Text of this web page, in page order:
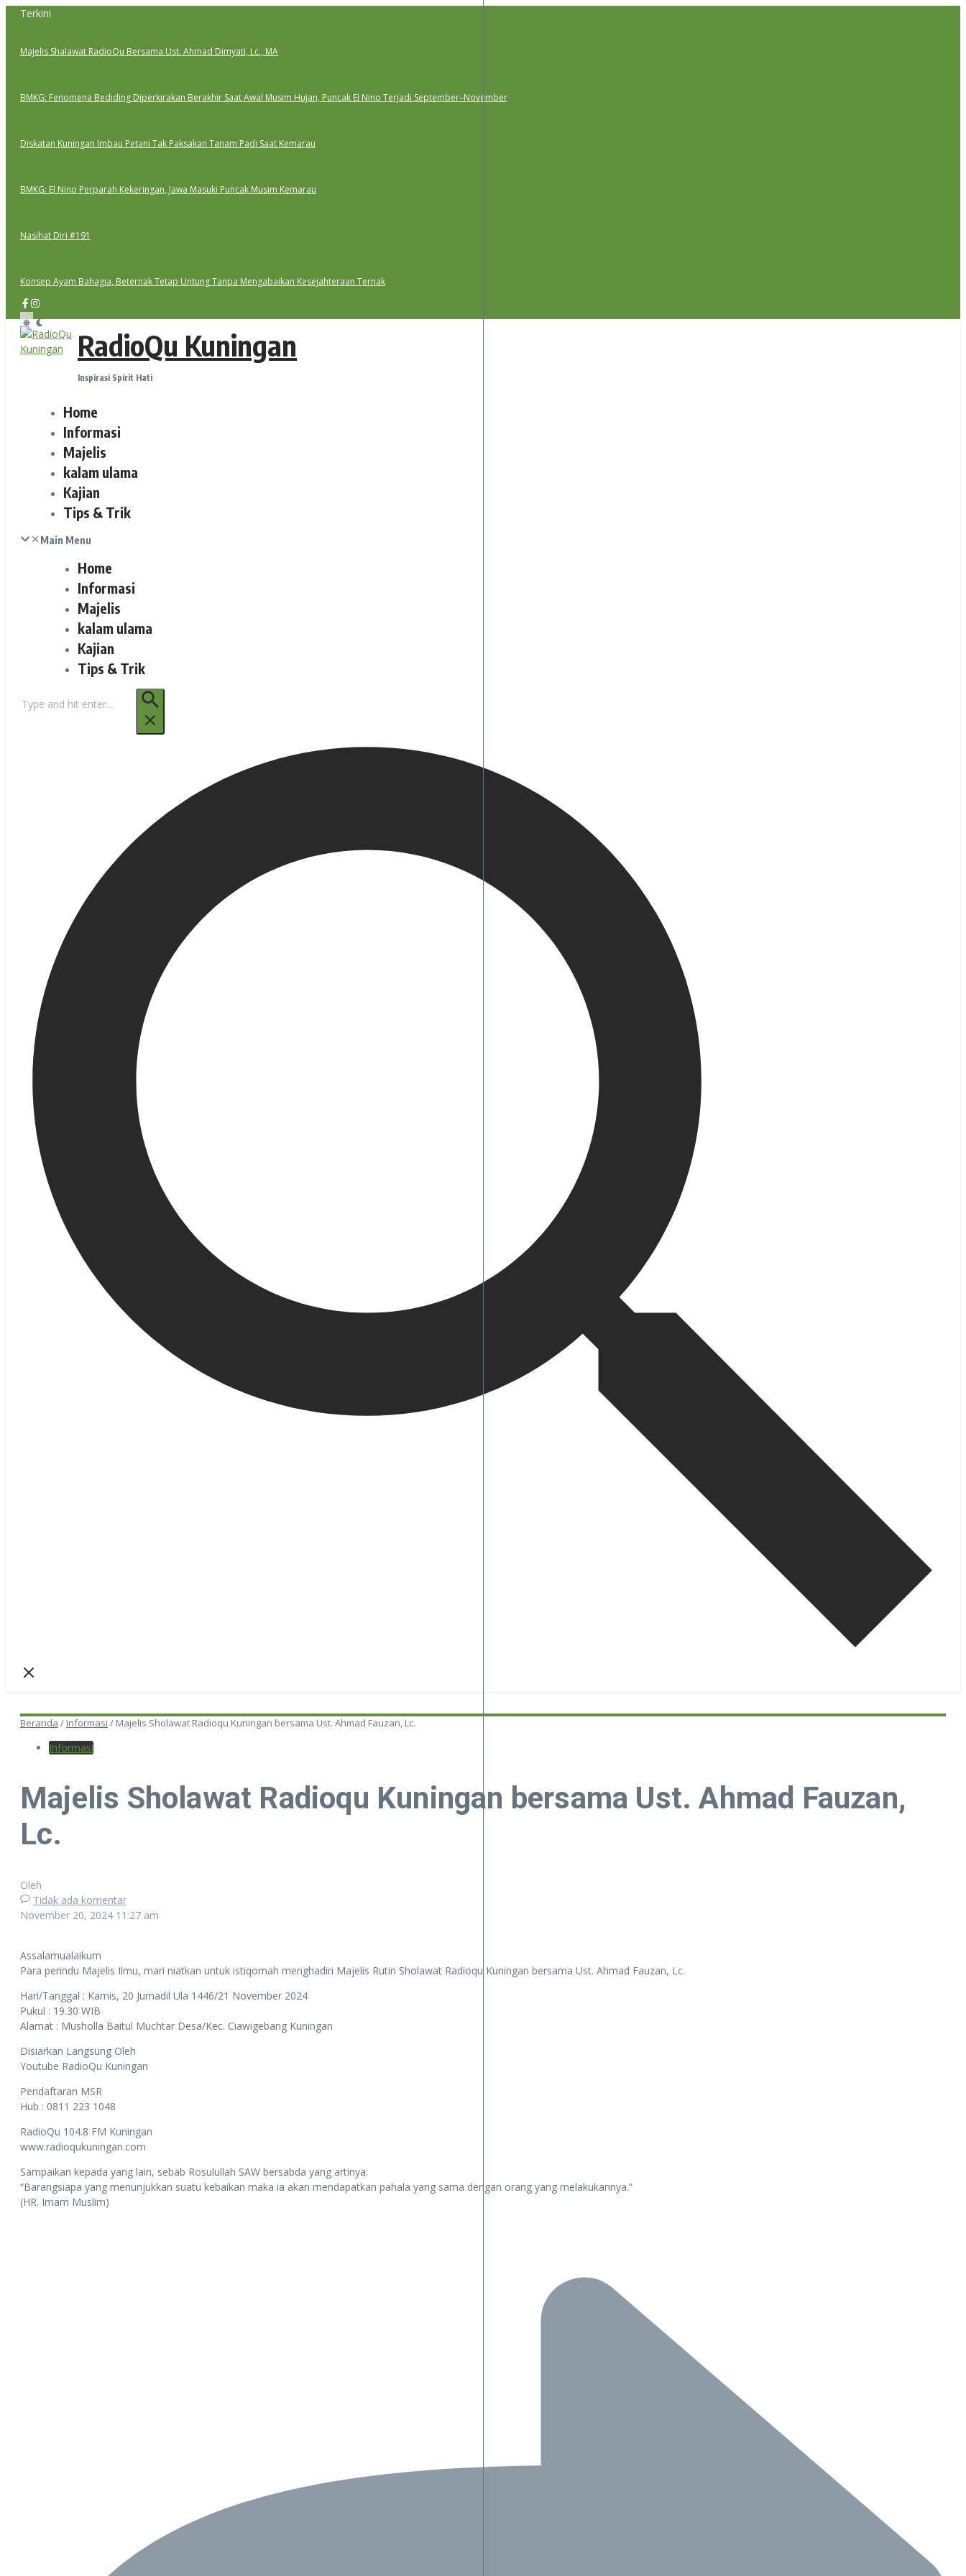
Lewati
Terkini
Majelis Shalawat RadioQu Bersama Ust. Ahmad Dimyati, Lc., MA
BMKG: Fenomena Bediding Diperkirakan Berakhir Saat Awal Musim Hujan, Puncak El Nino Terjadi September–November
Diskatan Kuningan Imbau Petani Tak Paksakan Tanam Padi Saat Kemarau
BMKG: El Nino Perparah Kekeringan, Jawa Masuki Puncak Musim Kemarau
Nasihat Diri #191
Konsep Ayam Bahagia, Beternak Tetap Untung Tanpa Mengabaikan Kesejahteraan Ternak
RadioQu Kuningan
Inspirasi Spirit Hati
Home
Informasi
Majelis
kalam ulama
Kajian
Tips & Trik
Main Menu
Home
Informasi
Majelis
kalam ulama
Kajian
Tips & Trik
untuk:
Beranda / Informasi / Majelis Sholawat Radioqu Kuningan bersama Ust. Ahmad Fauzan, Lc.
Informasi
Majelis Sholawat Radioqu Kuningan bersama Ust. Ahmad Fauzan,
Lc.
Oleh
Tidak ada komentar
November 20, 2024 11:27 am
Assalamualaikum
Para perindu Majelis Ilmu, mari niatkan untuk istiqomah menghadiri Majelis Rutin Sholawat Radioqu Kuningan bersama Ust. Ahmad Fauzan, Lc.
Hari/Tanggal : Kamis, 20 Jumadil Ula 1446/21 November 2024
Pukul : 19.30 WIB
Alamat : Musholla Baitul Muchtar Desa/Kec. Ciawigebang Kuningan
Disiarkan Langsung Oleh
Youtube RadioQu Kuningan
Pendaftaran MSR
Hub : 0811 223 1048
RadioQu 104.8 FM Kuningan
www.radioqukuningan.com
Sampaikan kepada yang lain, sebab Rosulullah SAW bersabda yang artinya:
“Barangsiapa yang menunjukkan suatu kebaikan maka ia akan mendapatkan pahala yang sama dengan orang yang melakukannya.”
(HR. Imam Muslim)